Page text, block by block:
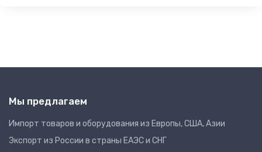
Мы предлагаем
Импорт товаров и оборудования из Европы, США, Азии
Экспорт из России в страны ЕАЭС и СНГ